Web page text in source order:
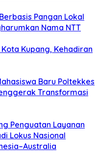
Pangan Lokal
Nama NTT
Kupang, Kehadiran
Baru Poltekkes
Transformasi
Penguatan Layanan
Lokus Nasional